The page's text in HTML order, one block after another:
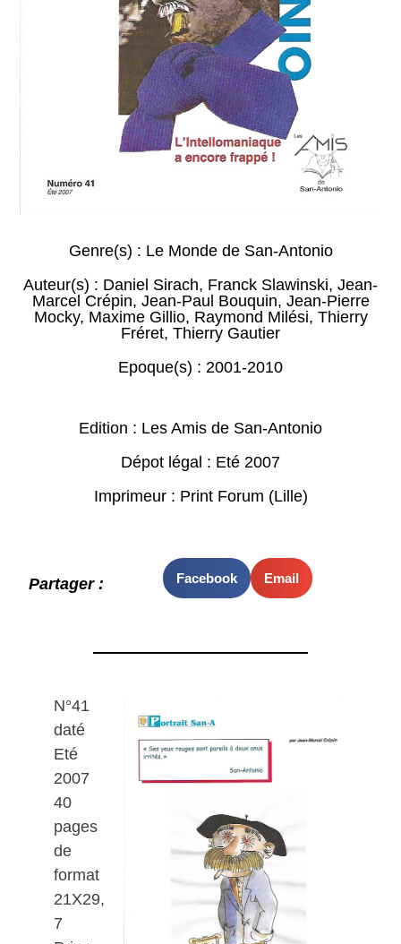
Genre(s) : Le Monde de San-Antonio
Auteur(s) : Daniel Sirach, Franck Slawinski, Jean-
Marcel Crépin, Jean-Paul Bouquin, Jean-Pierre
Mocky, Maxime Gillio, Raymond Milési, Thierry
Fréret, Thierry Gautier
Epoque(s) : 2001-2010
Edition : Les Amis de San-Antonio
Dépot légal : Eté 2007
Imprimeur : Print Forum (Lille)
Partager : Facebook Email
N°41
daté
Eté
2007
40
pages
de
format
21X29,
7